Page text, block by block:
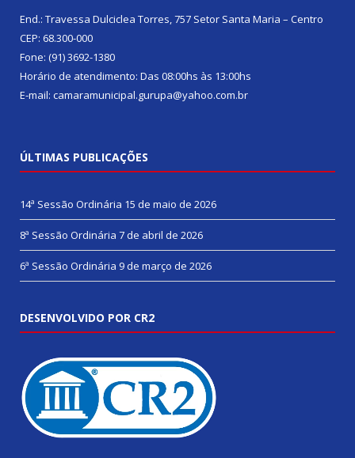
End.: Travessa Dulciclea Torres, 757 Setor Santa Maria – Centro
CEP: 68.300-000
Fone: (91) 3692-1380
Horário de atendimento: Das 08:00hs às 13:00hs
E-mail: camaramunicipal.gurupa@yahoo.com.br
ÚLTIMAS PUBLICAÇÕES
14ª Sessão Ordinária 15 de maio de 2026
8ª Sessão Ordinária 7 de abril de 2026
6ª Sessão Ordinária 9 de março de 2026
DESENVOLVIDO POR CR2